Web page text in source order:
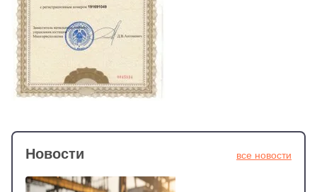
Новости все новости